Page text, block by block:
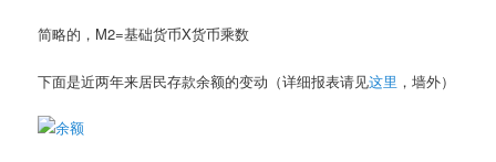
简略的，M2=基础货币X货币乘数
下面是近两年来居民存款余额的变动（详细报表请见这里 ，墙外）